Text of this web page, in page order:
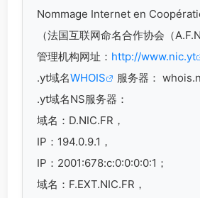
Nommage Internet en
（法国互联网命名合作协会（
管理机构网址： http://www.nic.yt
.yt域名WHOIS
服务器：
.yt域名NS服务器：
域名：D.NIC.FR，
IP：194.0.9.1，
IP：2001:678:c:0:0:0:0:1；
域名：F.EXT.NIC.FR，